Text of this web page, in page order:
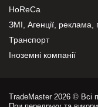
HoReCa
ЗМІ, Агенції, реклама,
Транспорт
Іноземні компанії
TradeMaster 2026 © Всі